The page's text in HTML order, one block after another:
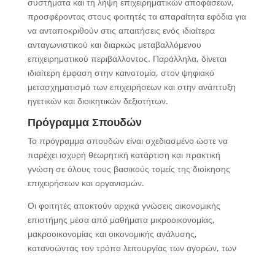
προσφέροντας στους φοιτητές τα απαραίτητα εφόδια για
να ανταποκριθούν στις απαιτήσεις ενός ιδιαίτερα
ανταγωνιστικού και διαρκώς μεταβαλλόμενου
επιχειρηματικού περιβάλλοντος. Παράλληλα, δίνεται
ιδιαίτερη έμφαση στην καινοτομία, στον ψηφιακό
μετασχηματισμό των επιχειρήσεων και στην ανάπτυξη
ηγετικών και διοικητικών δεξιοτήτων.
Πρόγραμμα Σπουδών
Το πρόγραμμα σπουδών είναι σχεδιασμένο ώστε να
παρέχει ισχυρή θεωρητική κατάρτιση και πρακτική
γνώση σε όλους τους βασικούς τομείς της διοίκησης
επιχειρήσεων και οργανισμών.
Οι φοιτητές αποκτούν αρχικά γνώσεις οικονομικής
επιστήμης μέσα από μαθήματα μικροοικονομίας,
μακροοικονομίας και οικονομικής ανάλυσης,
κατανοώντας τον τρόπο λειτουργίας των αγορών, των